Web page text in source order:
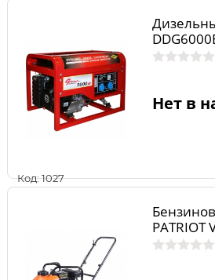
Код: 1027
Нет в
PATRIOT